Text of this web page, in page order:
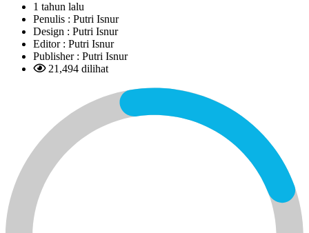
1 tahun lalu
Penulis : Putri Isnur
Design : Putri Isnur
Editor : Putri Isnur
Publisher : Putri Isnur
21,494 dilihat